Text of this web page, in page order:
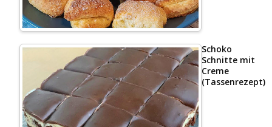
Schoko
Schnitte mit
Creme
(Tassenrezept)